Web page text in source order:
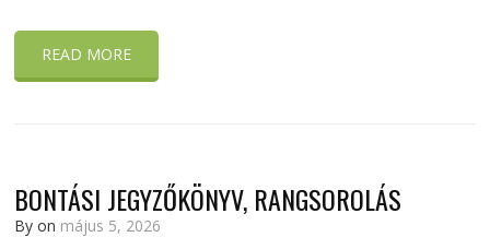
READ MORE
BONTÁSI JEGYZŐKÖNYV, RANGSOROLÁS
Byon május 5, 2026